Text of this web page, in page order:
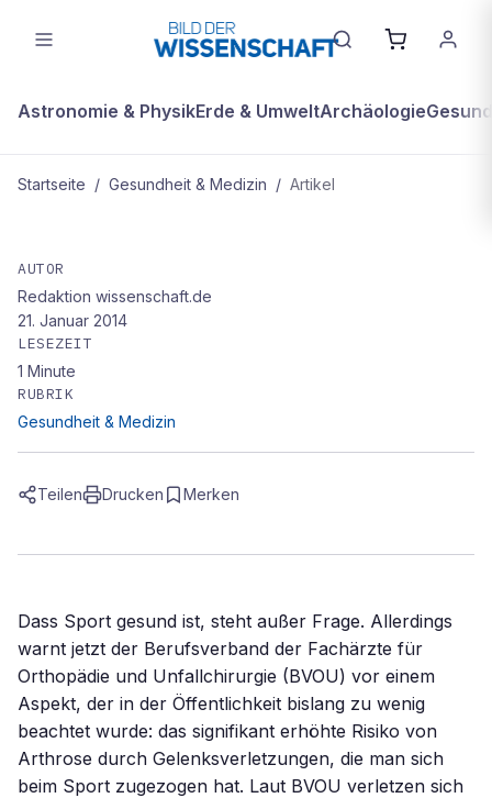
Astronomie & PhysikErde & UmweltArchäologie
Startseite / Gesundheit & Medizin / Artikel
Arthrose durch Sport
AUTOR
Redaktion wissenschaft.de
21. Januar 2014
LESEZEIT
1 Minute
RUBRIK
Gesundheit & Medizin
Teilen Drucken Merken
Dass Sport gesund ist, steht außer Frage. Allerdings
warnt jetzt der Berufsverband der Fachärzte für
Orthopädie und Unfallchirurgie (BVOU) vor einem
Aspekt, der in der Öffentlichkeit bislang zu wenig
beachtet wurde: das signifikant erhöhte Risiko von
Arthrose durch Gelenksverletzungen, die man sich
beim Sport zugezogen hat. Laut BVOU verletzen sich